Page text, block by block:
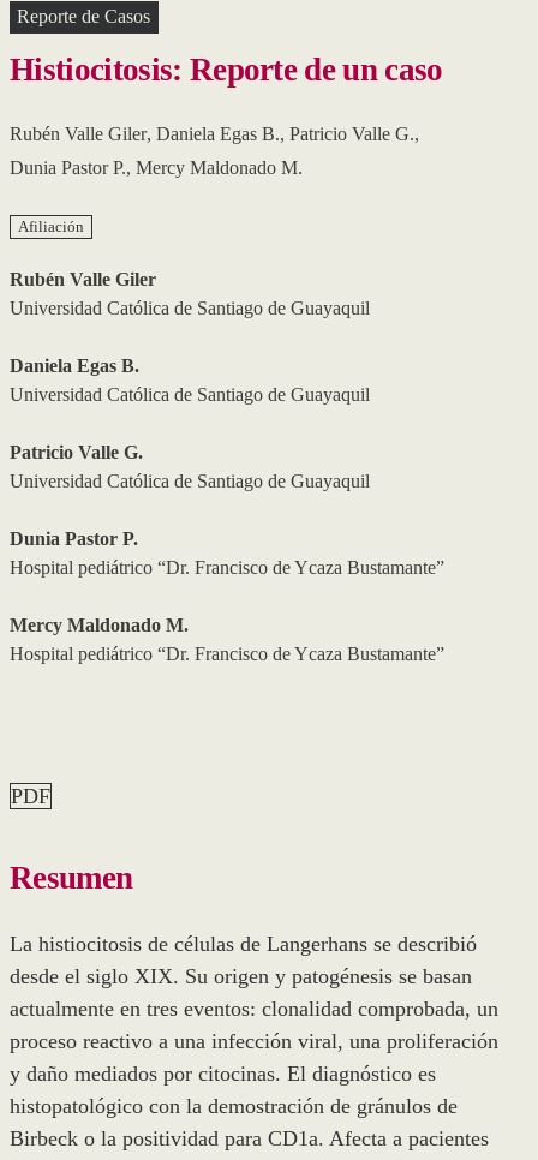
Reporte de Casos
Histiocitosis: Reporte de un caso
Rubén Valle Giler, Daniela Egas B., Patricio Valle G.,
Dunia Pastor P., Mercy Maldonado M.
Afiliación
Rubén Valle Giler
Universidad Católica de Santiago de Guayaquil
Daniela Egas B.
Universidad Católica de Santiago de Guayaquil
Patricio Valle G.
Universidad Católica de Santiago de Guayaquil
Dunia Pastor P.
Hospital pediátrico “Dr. Francisco de Ycaza Bustamante”
Mercy Maldonado M.
Hospital pediátrico “Dr. Francisco de Ycaza Bustamante”
PDF
Resumen
La histiocitosis de células de Langerhans se describió
desde el siglo XIX. Su origen y patogénesis se basan
actualmente en tres eventos: clonalidad comprobada, un
proceso reactivo a una infección viral, una proliferación
y daño mediados por citocinas. El diagnóstico es
histopatológico con la demostración de gránulos de
Birbeck o la positividad para CD1a. Afecta a pacientes